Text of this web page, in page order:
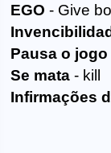
EGO - Give
Pausa o jogo
Se mata - kill
Infirmações